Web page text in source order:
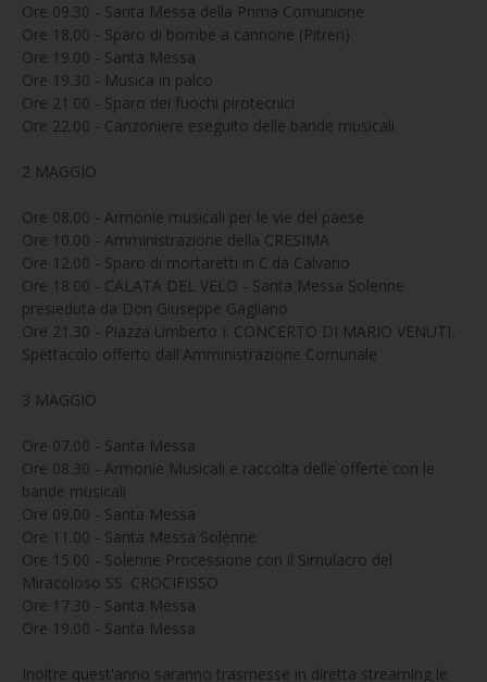
Ore 09.30 - Santa Messa della Prima Comunione
Ore 18.00 - Sparo di bombe a cannone (Pitreri)
Ore 19.00 - Santa Messa
Ore 19.30 - Musica in palco
Ore 21.00 - Sparo dei fuochi pirotecnici
Ore 22.00 - Canzoniere eseguito delle bande musicali
2 MAGGIO
Ore 08.00 - Armonie musicali per le vie del paese
Ore 10.00 - Amministrazione della CRESIMA
Ore 12.00 - Sparo di mortaretti in C.da Calvario
Ore 18.00 - CALATA DEL VELO - Santa Messa Solenne
presieduta da Don Giuseppe Gagliano
Ore 21.30 - Piazza Umberto I: CONCERTO DI MARIO VENUTI.
Spettacolo offerto dall'Amministrazione Comunale
3 MAGGIO
Ore 07.00 - Santa Messa
Ore 08.30 - Armonie Musicali e raccolta delle offerte con le
bande musicali
Ore 09.00 - Santa Messa
Ore 11.00 - Santa Messa Solenne
Ore 15.00 - Solenne Processione con il Simulacro del
Miracoloso SS. CROCIFISSO
Ore 17.30 - Santa Messa
Ore 19.00 - Santa Messa
Inoltre quest'anno saranno trasmesse in diretta streaming le